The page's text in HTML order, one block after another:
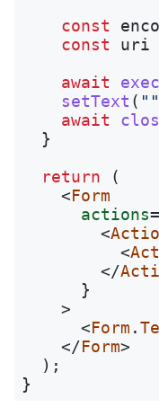
const
const
uri
await
setText ( ""
await
}
return
(
<Form
actions=
<
<
</
}
>
<Form .
</Form>
);
}